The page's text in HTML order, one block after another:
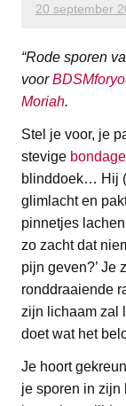
20 september
“Rode sporen
voor
Moriah.
Stel je voor, je
stevige bondage
blinddoek… Hij
glimlacht en
pinnetjes
zo zacht dat
pijn geven?’ Je
ronddraaiende
zijn lichaam zal
doet wat het
Je hoort
je sporen in zijn